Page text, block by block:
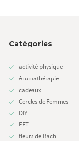
Catégories
activité physique
Aromathérapie
cadeaux
Cercles de Femmes
DIY
EFT
fleurs de Bach